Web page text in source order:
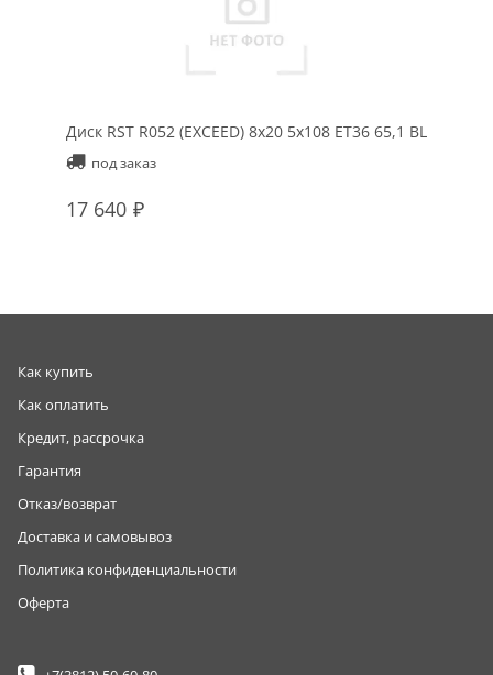
Диск RST R052 (EXCEED) 8x20 5x108 ET36 65,1 BL
под заказ
17 640
Как купить
Как оплатить
Кредит, рассрочка
Гарантия
Отказ/возврат
Доставка и самовывоз
Политика конфиденциальности
Оферта